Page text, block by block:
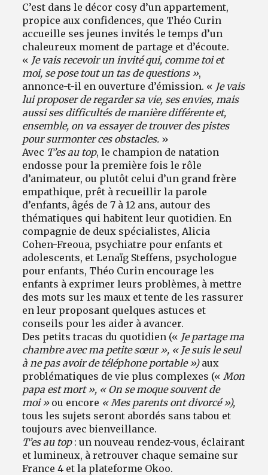
C’est dans le décor cosy d’un appartement,
propice aux confidences, que Théo Curin
accueille ses jeunes invités le temps d’un
chaleureux moment de partage et d’écoute.
« Je vais recevoir un invité qui, comme toi et
moi, se pose tout un tas de questions »,
annonce-t-il en ouverture d’émission. « Je vais
lui proposer de regarder sa vie, ses envies, mais
aussi ses difficultés de manière différente et,
ensemble, on va essayer de trouver des pistes
pour surmonter ces obstacles. »
Avec T’es au top, le champion de natation
endosse pour la première fois le rôle
d’animateur, ou plutôt celui d’un grand frère
empathique, prêt à recueillir la parole
d’enfants, âgés de 7 à 12 ans, autour des
thématiques qui habitent leur quotidien. En
compagnie de deux spécialistes, Alicia
Cohen-Freoua, psychiatre pour enfants et
adolescents, et Lenaïg Steffens, psychologue
pour enfants, Théo Curin encourage les
enfants à exprimer leurs problèmes, à mettre
des mots sur les maux et tente de les rassurer
en leur proposant quelques astuces et
conseils pour les aider à avancer.
Des petits tracas du quotidien (« Je partage ma
chambre avec ma petite sœur », « Je suis le seul
à ne pas avoir de téléphone portable ») aux
problématiques de vie plus complexes (« Mon
papa est mort », « On se moque souvent de
moi » ou encore « Mes parents ont divorcé »),
tous les sujets seront abordés sans tabou et
toujours avec bienveillance.
T’es au top : un nouveau rendez-vous, éclairant
et lumineux, à retrouver chaque semaine sur
France 4 et la plateforme Okoo.